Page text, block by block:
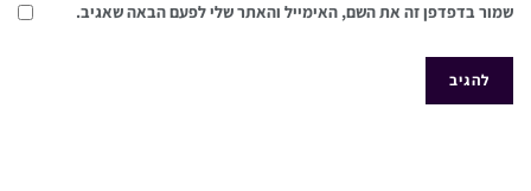
שמור בדפדפן זה את השם, האימייל והאתר שלי לפעם הבאה שאגיב.